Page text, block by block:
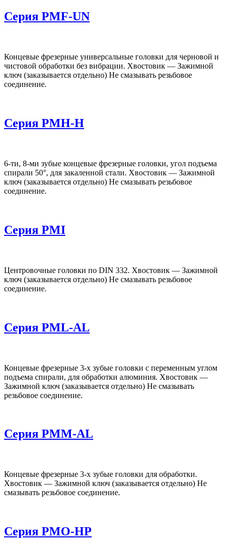
Серия PMF-UN
Концевые фрезерные универсальные головки для черновой и
чистовой обработки без вибрации. Хвостовик — Зажимной
ключ (заказывается отдельно) Не смазывать резьбовое
соединение.
Серия PMH-H
6-ти, 8-ми зубые концевые фрезерные головки, угол подъема
спирали 50°, для закаленной стали. Хвостовик — Зажимной
ключ (заказывается отдельно) Не смазывать резьбовое
соединение.
Серия PMI
Центровочные головки по DIN 332. Хвостовик — Зажимной
ключ (заказывается отдельно) Не смазывать резьбовое
соединение.
Серия PML-AL
Концевые фрезерные 3-х зубые головки с переменным углом
подъема спирали, для обработки алюминия. Хвостовик —
Зажимной ключ (заказывается отдельно) Не смазывать
резьбовое соединение.
Серия PMM-AL
Концевые фрезерные 3-х зубые головки для обработки.
Хвостовик — Зажимной ключ (заказывается отдельно) Не
смазывать резьбовое соединение.
Серия PMO-HP